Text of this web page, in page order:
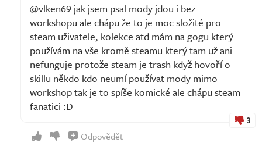
@vlken69 jak jsem psal mody jdou i bez
workshopu ale chápu že to je moc složité pro
steam uživatele, kolekce atd mám na gogu který
používám na vše kromě steamu který tam už ani
nefunguje protože steam je trash když hovoří o
skillu někdo kdo neumí používat mody mimo
workshop tak je to spíše komické ale chápu steam
fanatici :D
3
Odpovědět